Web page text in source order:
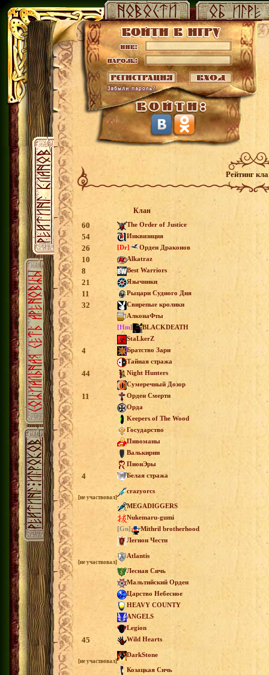
Рейтинг
Клан
60 The Order of Justice
54 Инквизиция
26 [Dr] Орден Драконов
10 Alkatraz
8 Best Warriors
21 Язычники
11 Рыцари Судного Дня
32
Свирепые кролики
АлконаФты
[Hm]
BLACKDEATH
StaLkerZ
4
Братство Зари
Тайная стража
44
Night Hunters
Сумеречный Дозор
11
Орден Смерти
Орда
Keepers of The Wood
Государство
Пивоманы
Валькирии
ПионЭры
4 Белая стража
[не участвовал]
crazyorcs
MEGADIGGERS
Nukemaru-gumi
[Gn]
Mithril brotherhood
Легион Чести
[не участвовал]
Atlantis
Лесная Сичь
Мальтийский Орден
Царство Небесное
HEAVY COUNTY
ANGELS
Legion
45 Wild Hearts
[не участвовал]
DarkStone
Козацкая Сичь